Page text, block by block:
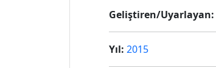
Geliştiren/Uyarlayan:
Yıl: 2015